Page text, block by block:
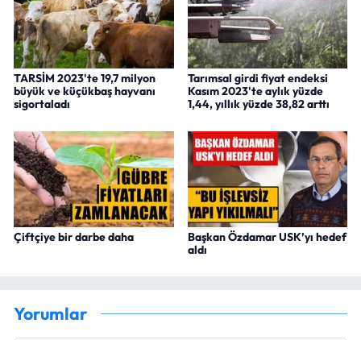
TARSİM 2023'te 19,7 milyon
büyük ve küçükbaş hayvanı
sigortaladı
Tarımsal girdi fiyat endeksi
Kasım 2023'te aylık yüzde
1,44, yıllık yüzde 38,82 arttı
Çiftçiye bir darbe daha
Başkan Özdamar USK’yı hedef
aldı
Yorumlar